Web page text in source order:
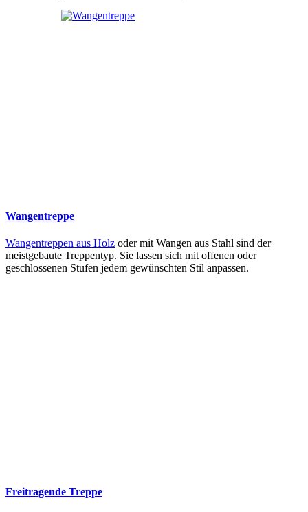
Wangentreppe
Wangentreppen aus Holz oder mit Wangen aus Stahl sind der
meistgebaute Treppentyp. Sie lassen sich mit offenen oder
geschlossenen Stufen jedem gewünschten Stil anpassen.
Freitragende Treppe